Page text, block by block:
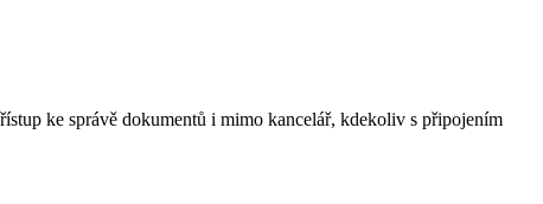
ke správě dokumentů i mimo kancelář, kdekoliv s připojením